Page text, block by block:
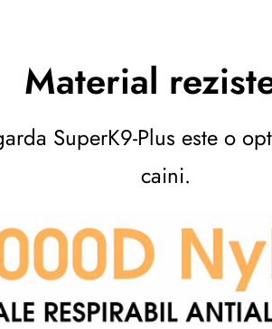
Material
SuperK9-Plus este o
caini.